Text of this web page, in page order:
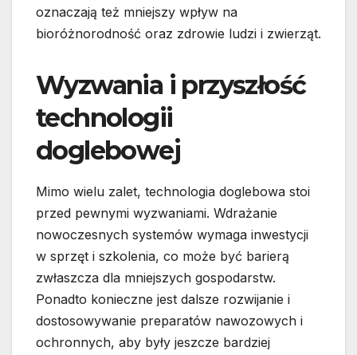
oznaczają też mniejszy wpływ na
bioróżnorodność oraz zdrowie ludzi i zwierząt.
Wyzwania i przyszłość
technologii
doglebowej
Mimo wielu zalet, technologia doglebowa stoi
przed pewnymi wyzwaniami. Wdrażanie
nowoczesnych systemów wymaga inwestycji
w sprzęt i szkolenia, co może być barierą
zwłaszcza dla mniejszych gospodarstw.
Ponadto konieczne jest dalsze rozwijanie i
dostosowywanie preparatów nawozowych i
ochronnych, aby były jeszcze bardziej